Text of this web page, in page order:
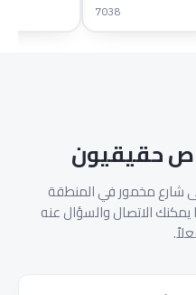
7038
حقيقيون
شارع مخمور في المنطقة
يمكنك الاتصال والسؤال عنه